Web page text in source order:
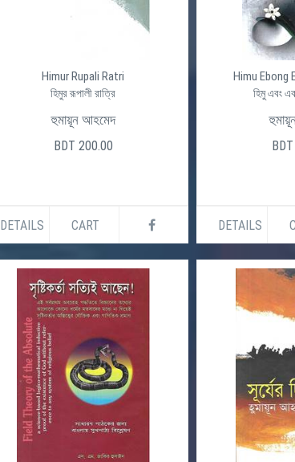
Himur Rupali Ratri
হিমুর রূপালী রাত্রি
হুমায়ূন আহমেদ
BDT 200.00
DETAILS CART
Himu Ebong
হিমু এবং
DETAILS